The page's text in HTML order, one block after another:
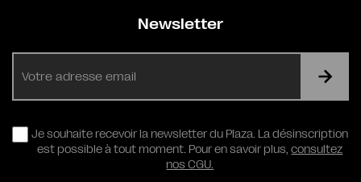
Newsletter
RGPD
Je souhaite recevoir la newsletter du Plaza. La désinscription
est possible à tout moment. Pour en savoir plus,consultez
nos CGU.